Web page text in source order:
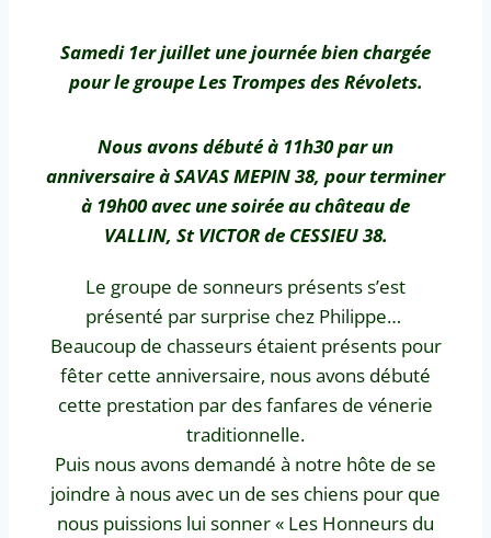
Samedi 1er juillet une journée bien chargée
pour le groupe Les Trompes des Révolets.
Nous avons débuté à 11h30 par un
anniversaire à SAVAS MEPIN 38, pour terminer
à 19h00 avec une soirée au château de
VALLIN, St VICTOR de CESSIEU 38.
Le groupe de sonneurs présents s’est
présenté par surprise chez Philippe…
Beaucoup de chasseurs étaient présents pour
fêter cette anniversaire, nous avons débuté
cette prestation par des fanfares de vénerie
traditionnelle.
Puis nous avons demandé à notre hôte de se
joindre à nous avec un de ses chiens pour que
nous puissions lui sonner « Les Honneurs du